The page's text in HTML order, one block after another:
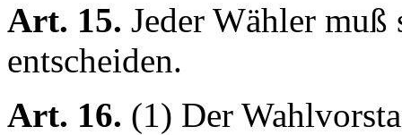
Art. 15. Jeder Wähler
entscheiden.
Art. 16. (1) Der